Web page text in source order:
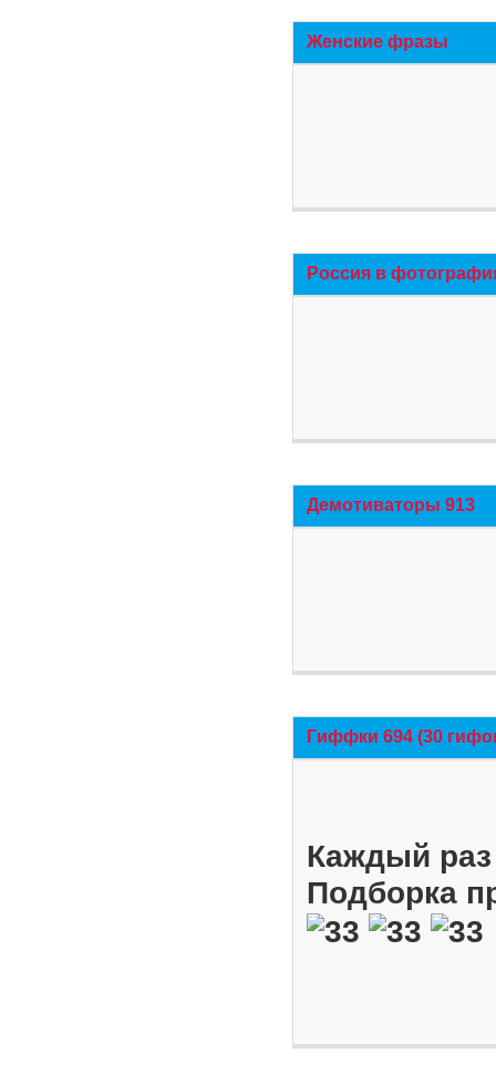
Женские фразы
Россия в
Демотиваторы 913
Гиффки 694 (30
Каждый
Подборка